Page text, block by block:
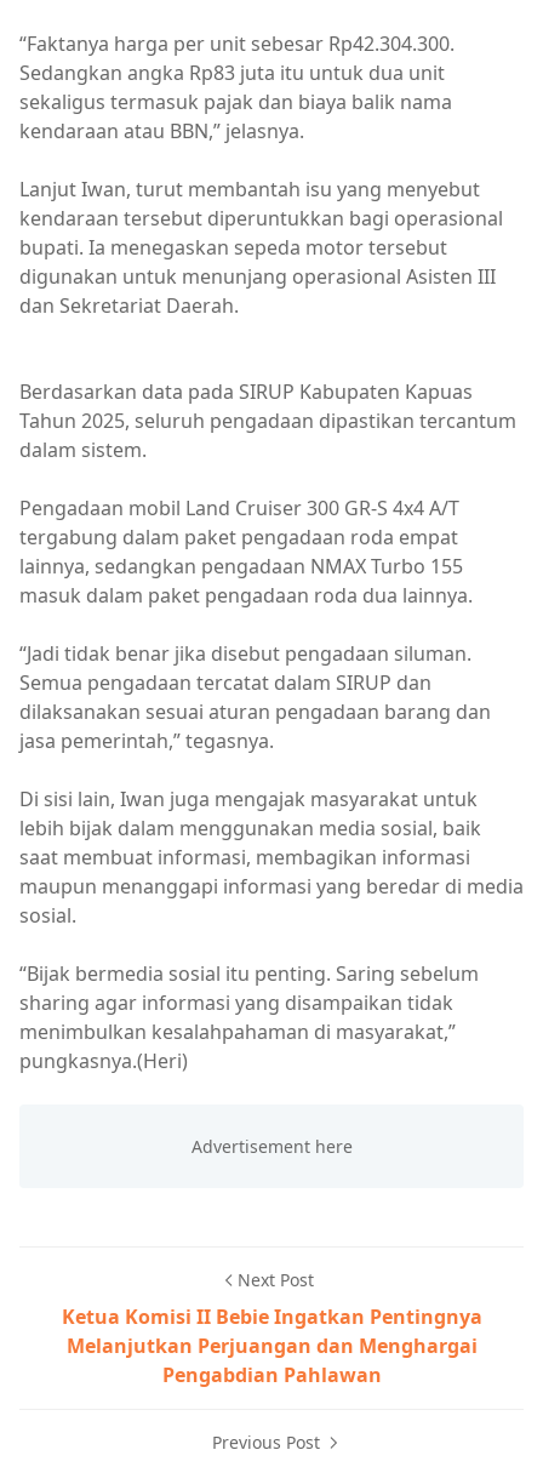
“Faktanya harga per unit sebesar Rp42.304.300.
Sedangkan angka Rp83 juta itu untuk dua unit
sekaligus termasuk pajak dan biaya balik nama
kendaraan atau BBN,” jelasnya.
Lanjut Iwan, turut membantah isu yang menyebut
kendaraan tersebut diperuntukkan bagi operasional
bupati. Ia menegaskan sepeda motor tersebut
digunakan untuk menunjang operasional Asisten III
dan Sekretariat Daerah.
Berdasarkan data pada SIRUP Kabupaten Kapuas
Tahun 2025, seluruh pengadaan dipastikan tercantum
dalam sistem.
Pengadaan mobil Land Cruiser 300 GR-S 4x4 A/T
tergabung dalam paket pengadaan roda empat
lainnya, sedangkan pengadaan NMAX Turbo 155
masuk dalam paket pengadaan roda dua lainnya.
“Jadi tidak benar jika disebut pengadaan siluman.
Semua pengadaan tercatat dalam SIRUP dan
dilaksanakan sesuai aturan pengadaan barang dan
jasa pemerintah,” tegasnya.
Di sisi lain, Iwan juga mengajak masyarakat untuk
lebih bijak dalam menggunakan media sosial, baik
saat membuat informasi, membagikan informasi
maupun menanggapi informasi yang beredar di media
sosial.
“Bijak bermedia sosial itu penting. Saring sebelum
sharing agar informasi yang disampaikan tidak
menimbulkan kesalahpahaman di masyarakat,”
pungkasnya.(Heri)
Next Post
Ketua Komisi II Bebie Ingatkan Pentingnya
Melanjutkan Perjuangan dan Menghargai
Pengabdian Pahlawan
Previous Post